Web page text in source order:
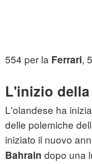
554 per la Ferrari,
L'inizio
L'olandese ha
delle polemiche
iniziato il nuovo
Bahrain dopo una